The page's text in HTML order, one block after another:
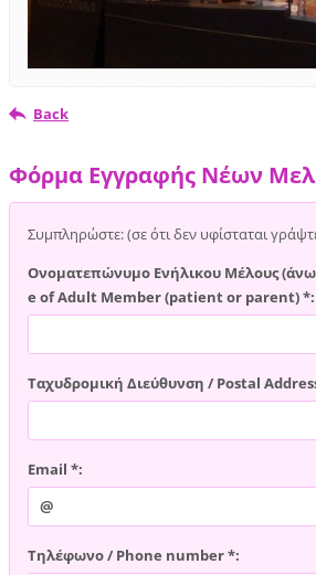
Back
Φόρμα Εγγραφής Νέων
Συμπληρώστε: (σε ότι δεν υφίσταται
Ονοματεπώνυμο Ενήλικου Μέλους
e of Adult Member (patient or parent) *:
Ταχυδρομική Διεύθυνση / Postal
Email *:
Τηλέφωνο / Phone number *: